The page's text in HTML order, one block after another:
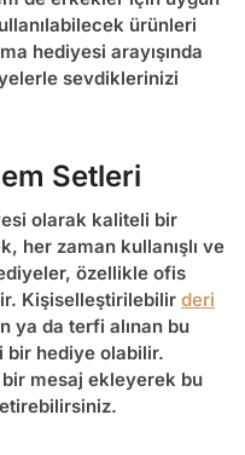
ürünleri
hediyesi arayışında
sevdiklerinizi
Setleri
olarak kaliteli bir
her zaman kullanışlı ve
özellikle ofis
Kişiselleştirilebilir deri
ya da terfi alınan bu
bir hediye olabilir.
mesaj ekleyerek bu